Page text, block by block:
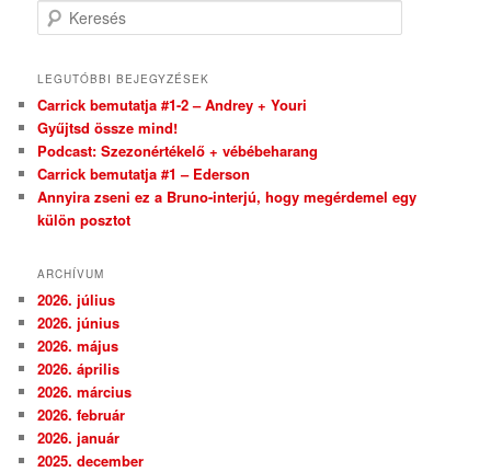
Keresés
LEGUTÓBBI BEJEGYZÉSEK
Carrick bemutatja #1-2 – Andrey + Youri
Gyűjtsd össze mind!
Podcast: Szezonértékelő + vébébeharang
Carrick bemutatja #1 – Ederson
Annyira zseni ez a Bruno-interjú, hogy megérdemel egy
külön posztot
ARCHÍVUM
2026. július
2026. június
2026. május
2026. április
2026. március
2026. február
2026. január
2025. december